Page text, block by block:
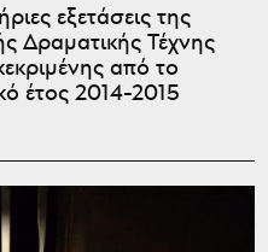
εξετάσεις της
Δραματικής Τέχνης
από το
έτος 2014-2015